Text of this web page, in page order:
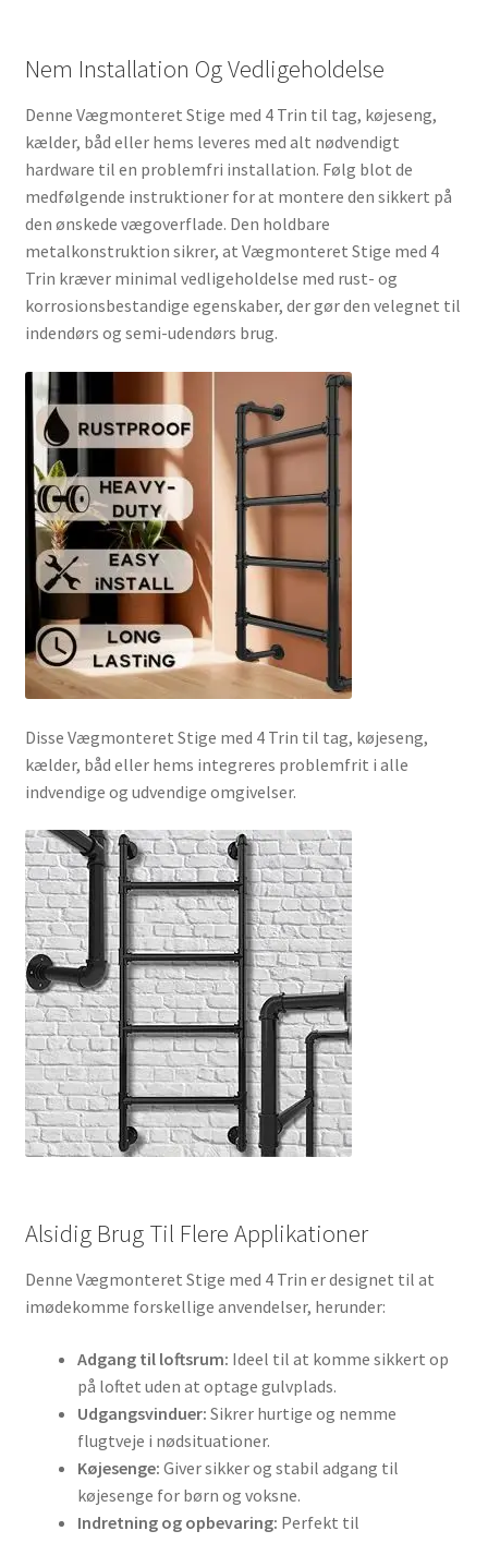
Nem Installation Og Vedligeholdelse
Denne Vægmonteret Stige med 4 Trin til tag, køjeseng,
kælder, båd eller hems leveres med alt nødvendigt
hardware til en problemfri installation. Følg blot de
medfølgende instruktioner for at montere den sikkert på
den ønskede vægoverflade. Den holdbare
metalkonstruktion sikrer, at Vægmonteret Stige med 4
Trin kræver minimal vedligeholdelse med rust- og
korrosionsbestandige egenskaber, der gør den velegnet til
indendørs og semi-udendørs brug.
Disse Vægmonteret Stige med 4 Trin til tag, køjeseng,
kælder, båd eller hems integreres problemfrit i alle
indvendige og udvendige omgivelser.
Alsidig Brug Til Flere Applikationer
Denne Vægmonteret Stige med 4 Trin er designet til at
imødekomme forskellige anvendelser, herunder:
Adgang til loftsrum: Ideel til at komme sikkert op
på loftet uden at optage gulvplads.
Udgangsvinduer: Sikrer hurtige og nemme
flugtveje i nødsituationer.
Køjesenge: Giver sikker og stabil adgang til
køjesenge for børn og voksne.
Indretning og opbevaring: Perfekt til